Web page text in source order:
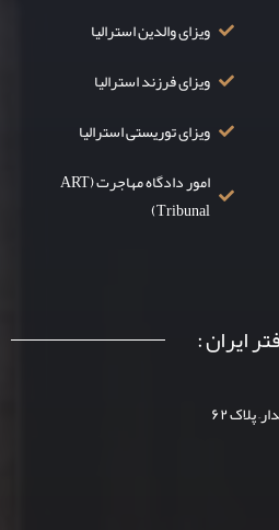
ویزای والدین استرالیا
ویزای فرزند استرالیا
ویزای توریستی استرالیا
امور دادگاه مهاجرت (ART
Tribunal)
ایران :
پلاک ۶۲